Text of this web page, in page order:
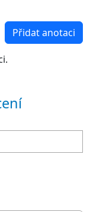
Přidat anotaci